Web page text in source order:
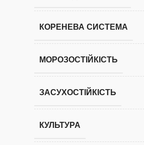
КОРЕНЕВА СИСТЕМА
МОРОЗОСТІЙКІСТЬ
ЗАСУХОСТІЙКІСТЬ
КУЛЬТУРА